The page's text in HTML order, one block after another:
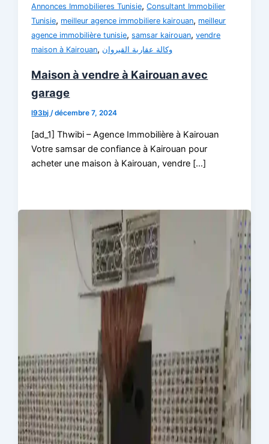
Annonces Immobilieres Tunisie,Consultant Immobilier
Tunisie, meilleur agence immobiliere kairouan, meilleur
agence immobilière tunisie,samsar kairouan,vendre
maison à Kairouan, وكالة عقارية القيروان
Maison à vendre à Kairouan avec
garage
l93bj/décembre 7, 2024
[ad_1] Thwibi – Agence Immobilière à Kairouan
Votre samsar de confiance à Kairouan pour
acheter une maison à Kairouan, vendre […]